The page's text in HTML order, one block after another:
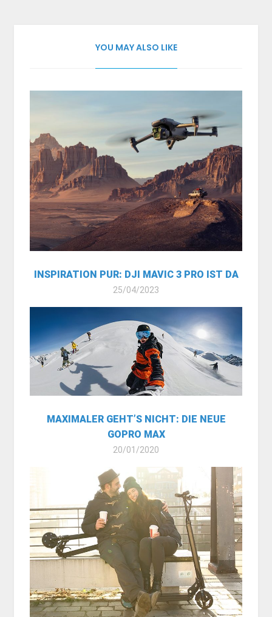
YOU MAY ALSO LIKE
INSPIRATION PUR: DJI MAVIC 3 PRO IST DA
25/04/2023
MAXIMALER GEHT’S NICHT: DIE NEUE
GOPRO MAX
20/01/2020